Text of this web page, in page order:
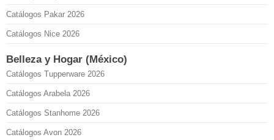
Catálogos Pakar 2026
Catálogos Nice 2026
Belleza y Hogar (México)
Catálogos Tupperware 2026
Catálogos Arabela 2026
Catálogos Stanhome 2026
Catálogos Avon 2026